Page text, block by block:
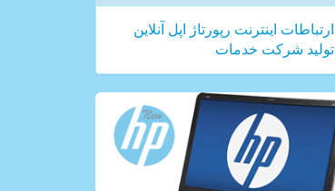
ارتباطات اینترنت رپورتاژ اپل آنلاین
تولید شركت خدمات